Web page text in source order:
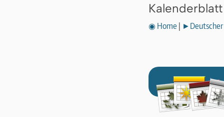
◉ Home ►Deutscher